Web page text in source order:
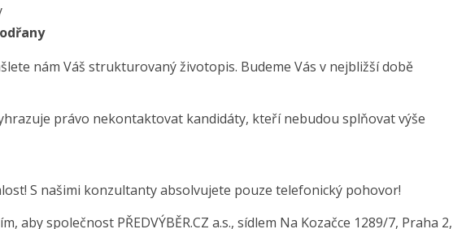
nám Váš strukturovaný životopis. Budeme Vás v nejbližší době
právo nekontaktovat kandidáty, kteří nebudou splňovat výše
S našimi konzultanty absolvujete pouze telefonický pohovor!
aby společnost PŘEDVÝBĚR.CZ a.s., sídlem Na Kozačce 1289/7, Praha 2,